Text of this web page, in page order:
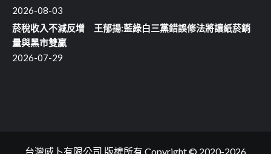
2026-08-03
菸稅收入不減反增 王郁揚:藍綠白三黨錯誤修法將讓紙菸銷
量與黑市雙贏
2026-07-29
台灣威卜有限公司 版權所有 Copyright © 2020-2026